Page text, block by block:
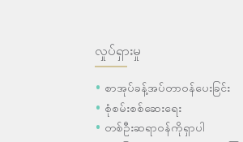
လှုပ်ရှားမှု
စာအုပ်ခန့်အပ်တာဝန်ပေးခြင်း
စုံစမ်းစစ်ဆေးရေး
တစ်ဦးဆရာဝန်ကိုရှာပါ